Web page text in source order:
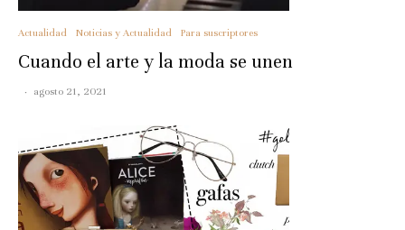
Actualidad Noticias y Actualidad Para suscriptores
Cuando el arte y la moda se unen
· agosto 21, 2021